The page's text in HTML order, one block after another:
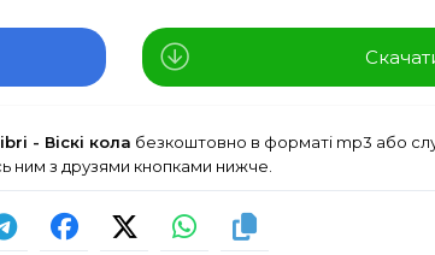
- Віскі кола безкоштовно в форматі mp3 або
ним з друзями кнопками нижче.